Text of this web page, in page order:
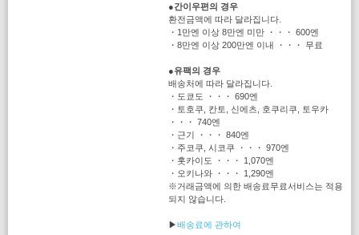
●간이우편의 경우
환전금액에 따라 달라집니다.
・1만엔 이상 8만엔 미만 ・・・ 600엔
・8만엔 이상 200만엔 이내 ・・・ 무료
●유팩의 경우
배송처에 따라 달라집니다.
・도쿄도 ・・・ 690엔
・토호쿠, 칸토, 신에츠, 호쿠리쿠, 토우카
・・・ 740엔
・근기 ・・・ 840엔
・주코쿠, 시코쿠 ・・・ 970엔
・홋카이도 ・・・ 1,070엔
・오키나와 ・・・ 1,290엔
※거래금액에 의한 배송료무료서비스는 적용
되지 않습니다.
▶배송료에 관하여